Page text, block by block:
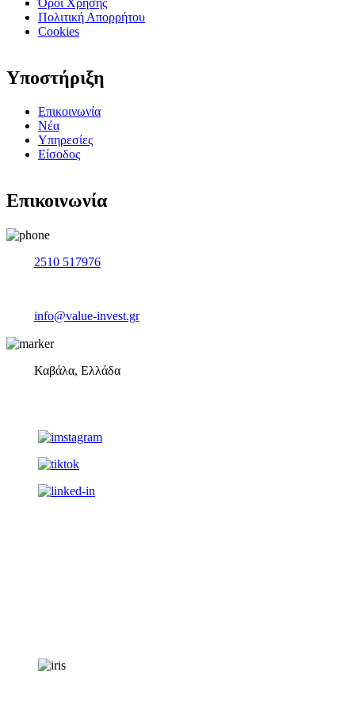
:
Όροι Χρήσης
Πολιτική Απορρήτου
Cookies
Υποστήριξη
Επικοινωνία
Νέα
Υπηρεσίες
Είσοδος
Επικοινωνία
2510 517976
info@value-invest.gr
Καβάλα, Ελλάδα